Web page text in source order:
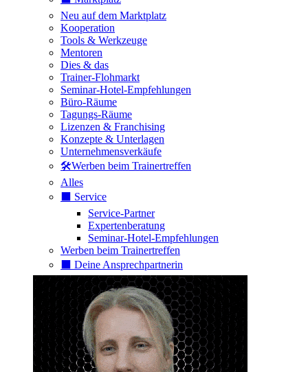
Neu auf dem Marktplatz
Kooperation
Tools & Werkzeuge
Mentoren
Dies & das
Trainer-Flohmarkt
Seminar-Hotel-Empfehlungen
Büro-Räume
Tagungs-Räume
Lizenzen & Franchising
Konzepte & Unterlagen
Unternehmensverkäufe
🛠️Werben beim Trainertreffen
Alles
⬛️ Service
Service-Partner
Expertenberatung
Seminar-Hotel-Empfehlungen
Werben beim Trainertreffen
⬛️ Deine Ansprechpartnerin